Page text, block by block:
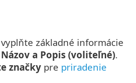
vyplňte základné informácie
Názov a Popis (voliteľné).
značky pre priradenie